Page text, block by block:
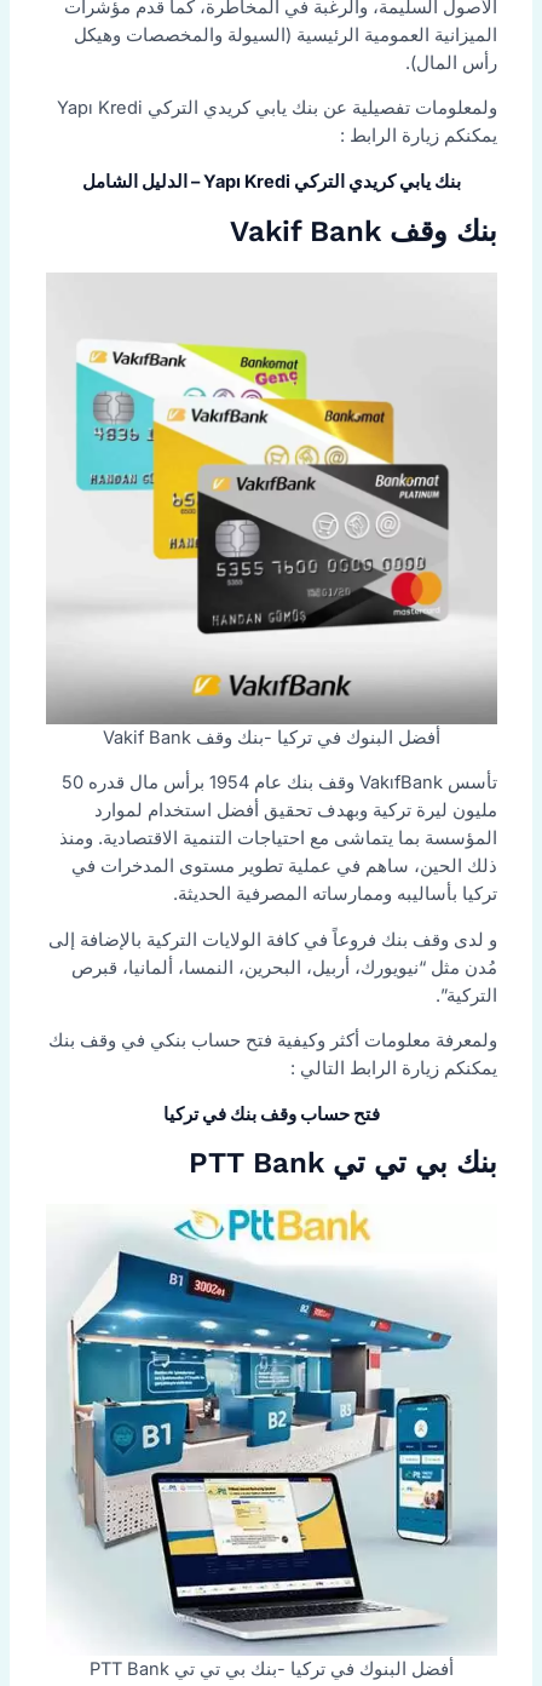
الأصول السليمة، والرغبة في المخاطرة، كما قدم مؤشرات
الميزانية العمومية الرئيسية (السيولة والمخصصات وهيكل
رأس المال).
ولمعلومات تفصيلية عن بنك يابي كريدي التركي Yapı Kredi
يمكنكم زيارة الرابط :
بنك يابي كريدي التركي Yapı Kredi – الدليل الشامل
بنك وقف Vakif Bank
أفضل البنوك في تركيا -بنك وقف Vakif Bank
تأسس VakıfBank وقف بنك عام 1954 برأس مال قدره 50
مليون ليرة تركية وبهدف تحقيق أفضل استخدام لموارد
المؤسسة بما يتماشى مع احتياجات التنمية الاقتصادية. ومنذ
ذلك الحين، ساهم في عملية تطوير مستوى المدخرات في
تركيا بأساليبه وممارساته المصرفية الحديثة.
و لدى وقف بنك فروعاً في كافة الولايات التركية بالإضافة إلى
مُدن مثل “نيويورك، أربيل، البحرين، النمسا، ألمانيا، قبرص
التركية”.
ولمعرفة معلومات أكثر وكيفية فتح حساب بنكي في وقف بنك
يمكنكم زيارة الرابط التالي :
فتح حساب وقف بنك في تركيا
بنك بي تي تي PTT Bank
أفضل البنوك في تركيا -بنك بي تي تي PTT Bank